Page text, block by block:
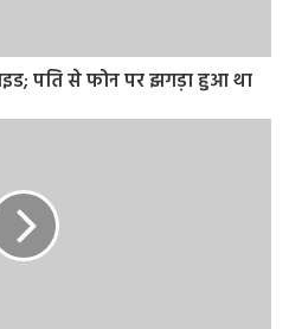
पति से फोन पर झगड़ा हुआ था